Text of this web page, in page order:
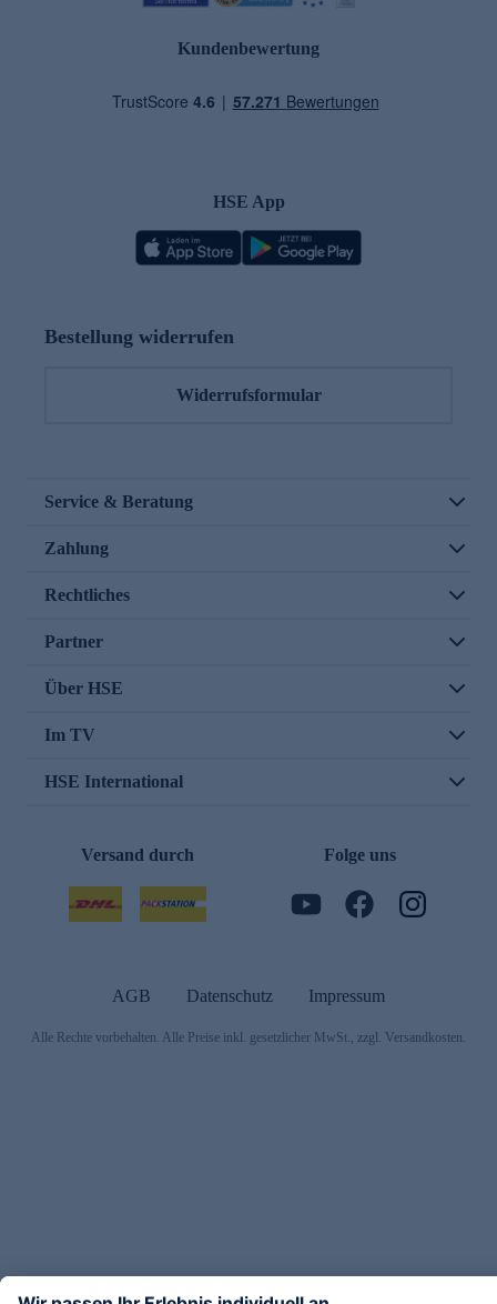
Kundenbewertung
HSE App
Bestellung widerrufen
Widerrufsformular
Service & Beratung
Zahlung
Rechtliches
Partner
Über HSE
Im TV
HSE International
Versand durch Folge uns
AGB Datenschutz Impressum
Alle Rechte vorbehalten. Alle Preise inkl. gesetzlicher MwSt., zzgl. Versandkosten.